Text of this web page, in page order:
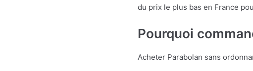
du prix le plus bas en France
Pourquoi
Acheter Parabolan sans